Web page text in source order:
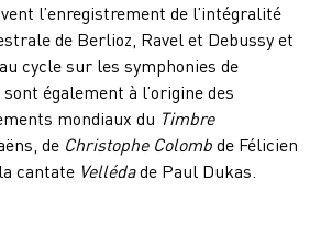
l’enregistrement de l’intégralité
de Berlioz, Ravel et Debussy et
cycle sur les symphonies de
également à l’origine des
mondiaux du Timbre
de Christophe Colombde Félicien
cantate Vellédade Paul Dukas.